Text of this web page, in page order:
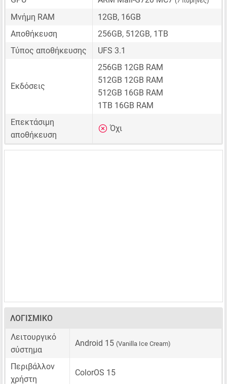
Μνήμη RAM
12GB, 16GB
Αποθήκευση
256GB, 512GB, 1TB
Τύπος αποθήκευσης
UFS 3.1
Εκδόσεις
256GB 12GB RAM
512GB 12GB RAM
512GB 16GB RAM
1TB 16GB RAM
Επεκτάσιμη
αποθήκευση
Όχι
ΛΟΓΙΣΜΙΚΌ
Λειτουργικό
σύστημα
Android 15 (Vanilla Ice Cream)
Περιβάλλον
χρήστη
ColorOS 15